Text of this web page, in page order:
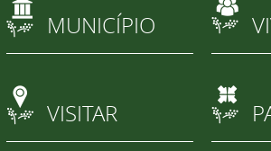
MUNICÍPIO
VISITAR